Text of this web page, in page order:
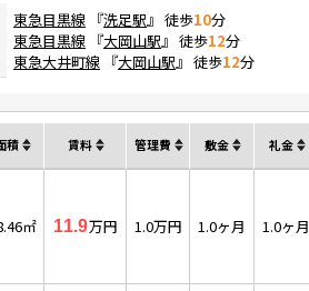
東急目黒線 『洗足駅』 徒歩10分
東急目黒線 『大岡山駅』 徒歩12分
東急大井町線 『大岡山駅』 徒歩12分
積 賃料 管理費 敷金 礼金
㎡ 11.9万円 1.0万円 1.0ヶ月 1.0ヶ月